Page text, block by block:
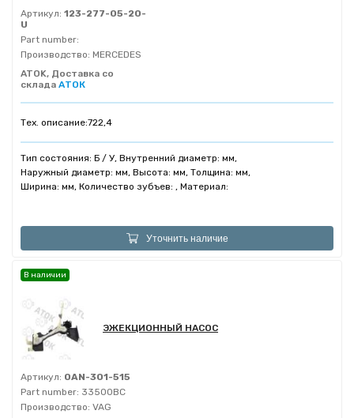
Артикул: 123-277-05-20-
U
Part number:
Производство: MERCEDES
ATOK, Доставка со
склада АТОК
Тех. описание:722,4
Тип состояния: Б / У, Внутренний диаметр: мм,
Наружный диаметр: мм, Высота: мм, Толщина: мм,
Ширина: мм, Количество зубъев: , Материал:
Уточнить наличие
ЭЖЕКЦИОННЫЙ НАСОС
Артикул: 0AN-301-515
Part number: 33500BC
Производство: VAG
В наличии